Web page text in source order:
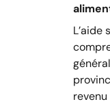
L’aide